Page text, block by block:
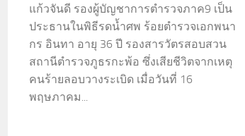
แก้วจันดี รองผู้บัญชาการตำรวจภาค9 เป็น
ประธานในพิธีรดน้ำศพ ร้อยตำรวจเอกพนา
กร อินทา อายุ 36 ปี รองสารวัตรสอบสวน
สถานีตำรวจภูธรกะพ้อ ซึ่งเสียชีวิตจากเหตุ
คนร้ายลอบวางระเบิด เมื่อวันที่ 16
พฤษภาคม...